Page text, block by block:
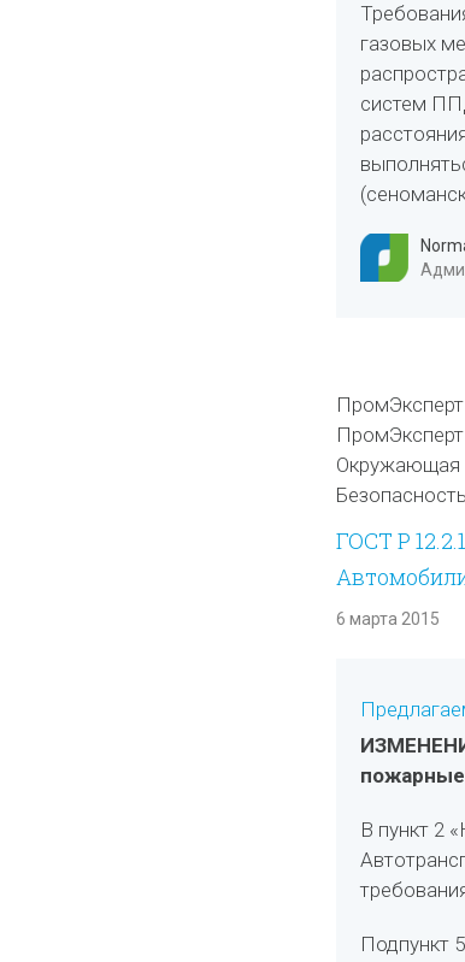
газовых
систем
ПромЭксперт
Окружающая
Безопасность
ГОСТ Р
6 марта 2015
В пункт 2
Подпункт